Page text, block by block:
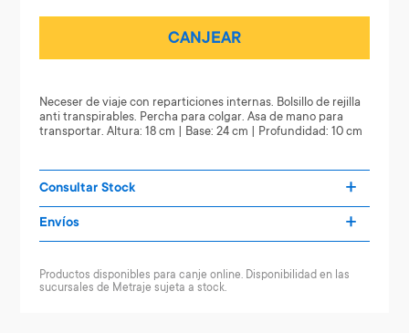
CANJEAR
Neceser de viaje con reparticiones internas. Bolsillo de rejilla
anti transpirables. Percha para colgar. Asa de mano para
transportar. Altura: 18 cm | Base: 24 cm | Profundidad: 10 cm
Consultar Stock
Envíos
Productos disponibles para canje online. Disponibilidad en las
sucursales de Metraje sujeta a stock.